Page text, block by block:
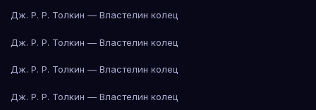
Дж. Р. Р. Толкин — Властелин колец
Дж. Р. Р. Толкин — Властелин колец
Дж. Р. Р. Толкин — Властелин колец
Дж. Р. Р. Толкин — Властелин колец